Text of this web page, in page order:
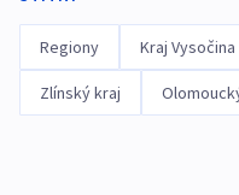
Regiony Kraj Vysočina
Zlínský kraj